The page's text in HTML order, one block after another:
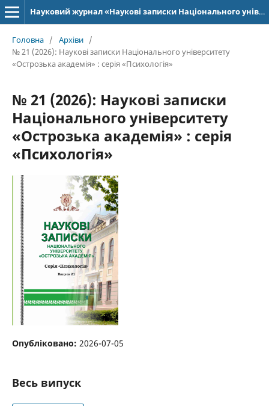
Науковий журнал «Наукові записки Національного університету «Острозька академія»: серія «Психологія»
Головна / Архіви /
№ 21 (2026): Наукові записки Національного ­уні­верситету
«Острозька академія» : серія «Психологія»
№ 21 (2026): Наукові записки
Національного ­уні­верситету
«Острозька академія» : серія
«Психологія»
Опубліковано: 2026-07-05
Весь випуск